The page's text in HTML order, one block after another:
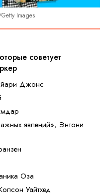
Images
советует
Джонс
явлений», Энтони
Оза
Уайтхед